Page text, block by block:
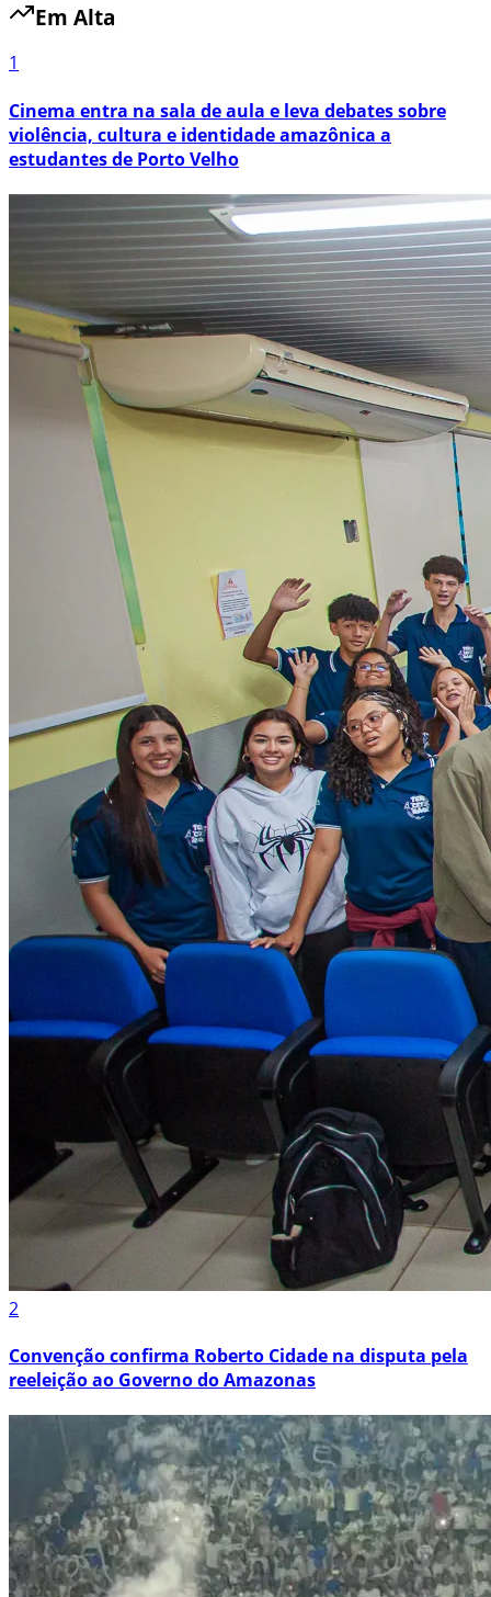
Em Alta
1
Cinema entra na sala de aula e leva debates sobre
violência, cultura e identidade amazônica a
estudantes de Porto Velho
2
Convenção confirma Roberto Cidade na disputa pela
reeleição ao Governo do Amazonas